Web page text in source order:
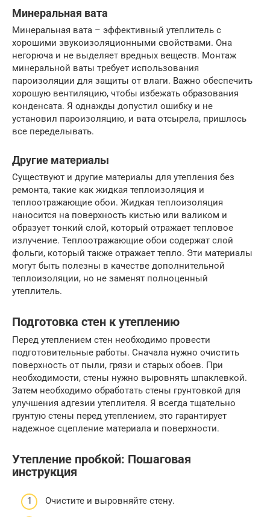
Минеральная вата
Минеральная вата – эффективный утеплитель с
хорошими звукоизоляционными свойствами. Она
негорюча и не выделяет вредных веществ. Монтаж
минеральной ваты требует использования
пароизоляции для защиты от влаги. Важно обеспечить
хорошую вентиляцию, чтобы избежать образования
конденсата. Я однажды допустил ошибку и не
установил пароизоляцию, и вата отсырела, пришлось
все переделывать.
Другие материалы
Существуют и другие материалы для утепления без
ремонта, такие как жидкая теплоизоляция и
теплоотражающие обои. Жидкая теплоизоляция
наносится на поверхность кистью или валиком и
образует тонкий слой, который отражает тепловое
излучение. Теплоотражающие обои содержат слой
фольги, который также отражает тепло. Эти материалы
могут быть полезны в качестве дополнительной
теплоизоляции, но не заменят полноценный
утеплитель.
Подготовка стен к утеплению
Перед утеплением стен необходимо провести
подготовительные работы. Сначала нужно очистить
поверхность от пыли, грязи и старых обоев. При
необходимости, стены нужно выровнять шпаклевкой.
Затем необходимо обработать стены грунтовкой для
улучшения адгезии утеплителя. Я всегда тщательно
грунтую стены перед утеплением, это гарантирует
надежное сцепление материала и поверхности.
Утепление пробкой: Пошаговая
инструкция
Очистите и выровняйте стену.